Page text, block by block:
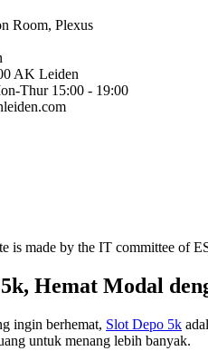
Room, Plexus
AK Leiden
Thur 15:00 - 19:00
is made by the IT committee of
Hemat Modal
ingin berhemat, Slot Depo 5k
untuk menang lebih banyak.